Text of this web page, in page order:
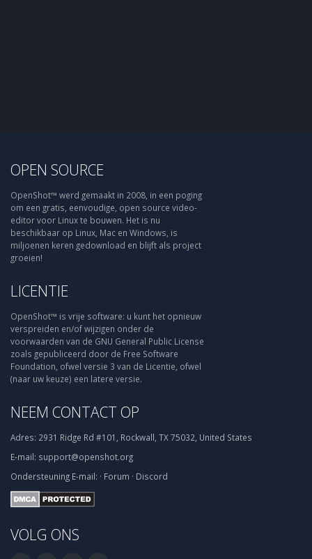
OPEN SOURCE
OpenShot™ werd gemaakt in 2008, in een poging
om een gratis, eenvoudige, open source video-
editor voor Linux te bouwen. Het is nu
beschikbaar op Linux, Mac en Windows, is
miljoenen keren gedownload en blijft als project
groeien!
LICENTIE
OpenShot™ is vrije software: u kunt het opnieuw
verspreiden en/of wijzigen onder de
voorwaarden van de GNU General Public License
zoals gepubliceerd door de Free Software
Foundation, ofwel versie 3 van de Licentie, ofwel
(naar uw keuze) een latere versie.
NEEM CONTACT OP
Adres: 2931 Ridge Rd #101, Rockwall, TX 75032, United States
E-mail: support@openshot.org
Ondersteuning E-mail: · Forum · Discord
VOLG ONS